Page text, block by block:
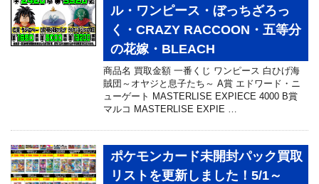
ル・ワンピース・ぼっちざろっ
く・CRAZY RACCOON・五等分
の花嫁・BLEACH
商品名 買取金額 一番くじ ワンピース 白ひげ海
賊団～オヤジと息子たち～ A賞 エドワード・ニ
ューゲート MASTERLISE EXPIECE 4000 B賞
マルコ MASTERLISE EXPIE …
ポケモンカード未開封パック買取
リストを更新しました！5/1～